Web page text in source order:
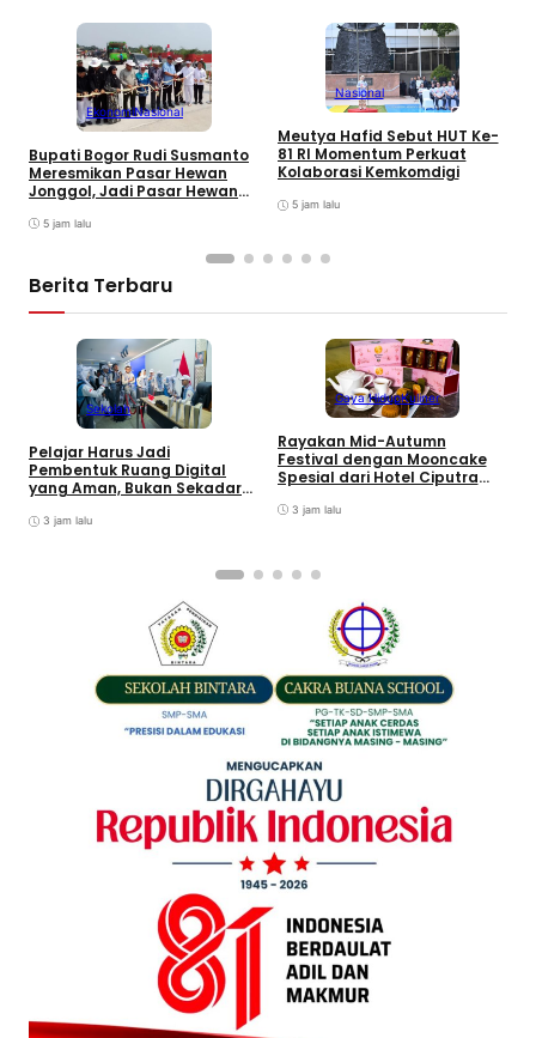
EkonomiNasional
Bupati Bogor Rudi Susmanto
Meresmikan Pasar Hewan
Jonggol, Jadi Pasar Hewan
5 jam lalu
Nasional
Meutya Hafid Sebut HUT Ke-
81 RI Momentum Perkuat
Kolaborasi Kemkomdigi
5 jam lalu
Berita Terbaru
Sekolah
Pelajar Harus Jadi
Pembentuk Ruang Digital
yang Aman, Bukan Sekadar
3 jam lalu
Gaya HidupKuliner
Rayakan Mid-Autumn
Festival dengan Mooncake
Spesial dari Hotel Ciputra
3 jam lalu